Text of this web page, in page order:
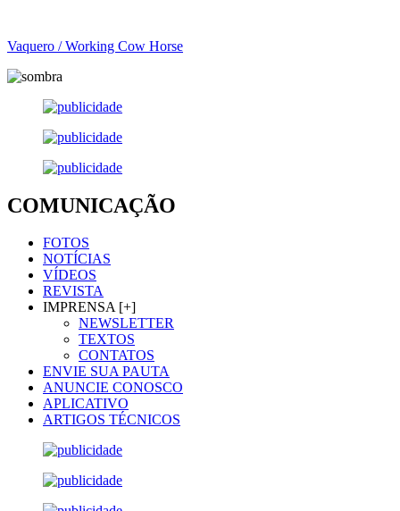
Vaquero / Working Cow Horse
COMUNICAÇÃO
FOTOS
NOTÍCIAS
VÍDEOS
REVISTA
IMPRENSA [+]
NEWSLETTER
TEXTOS
CONTATOS
ENVIE SUA PAUTA
ANUNCIE CONOSCO
APLICATIVO
ARTIGOS TÉCNICOS